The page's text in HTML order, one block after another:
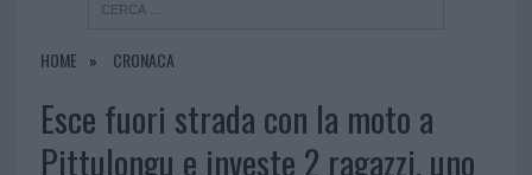
HOME CRONACA
Esce fuori strada con la moto a
Pittulongu e investe 2 ragazzi, uno